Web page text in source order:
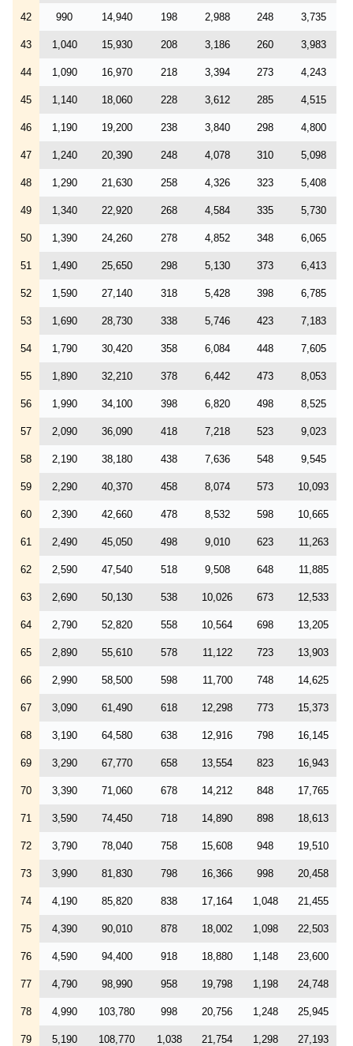
42 990 14,940 198 2,988 248 3,735
43 1,040 15,930 208 3,186 260 3,983
44 1,090 16,970 218 3,394 273 4,243
45 1,140 18,060 228 3,612 285 4,515
46 1,190 19,200 238 3,840 298 4,800
47 1,240 20,390 248 4,078 310 5,098
48 1,290 21,630 258 4,326 323 5,408
49 1,340 22,920 268 4,584 335 5,730
50 1,390 24,260 278 4,852 348 6,065
51 1,490 25,650 298 5,130 373 6,413
52 1,590 27,140 318 5,428 398 6,785
53 1,690 28,730 338 5,746 423 7,183
54 1,790 30,420 358 6,084 448 7,605
55 1,890 32,210 378 6,442 473 8,053
56 1,990 34,100 398 6,820 498 8,525
57 2,090 36,090 418 7,218 523 9,023
58 2,190 38,180 438 7,636 548 9,545
59 2,290 40,370 458 8,074 573 10,093
60 2,390 42,660 478 8,532 598 10,665
61 2,490 45,050 498 9,010 623 11,263
62 2,590 47,540 518 9,508 648 11,885
63 2,690 50,130 538 10,026 673 12,533
64 2,790 52,820 558 10,564 698 13,205
65 2,890 55,610 578 11,122 723 13,903
66 2,990 58,500 598 11,700 748 14,625
67 3,090 61,490 618 12,298 773 15,373
68 3,190 64,580 638 12,916 798 16,145
69 3,290 67,770 658 13,554 823 16,943
70 3,390 71,060 678 14,212 848 17,765
71 3,590 74,450 718 14,890 898 18,613
72 3,790 78,040 758 15,608 948 19,510
73 3,990 81,830 798 16,366 998 20,458
74 4,190 85,820 838 17,164 1,048 21,455
75 4,390 90,010 878 18,002 1,098 22,503
76 4,590 94,400 918 18,880 1,148 23,600
77 4,790 98,990 958 19,798 1,198 24,748
78 4,990 103,780 998 20,756 1,248 25,945
79 5,190 108,770 1,038 21,754 1,298 27,193